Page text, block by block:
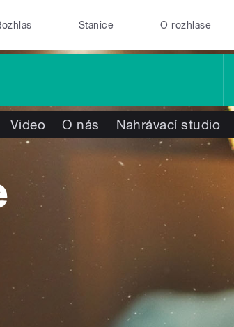
Stanice O rozhlase
Video O nás Nahrávací studio